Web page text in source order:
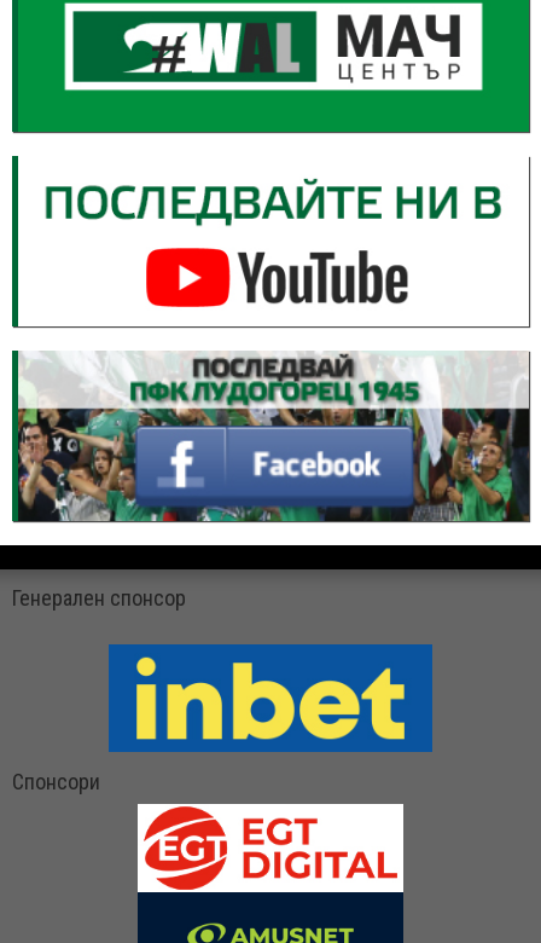
Генерален спонсор
Спонсори